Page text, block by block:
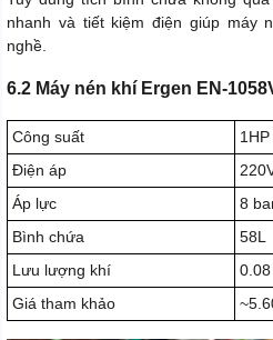
nhanh và tiết kiệm điện giúp máy
nghề.
6.2 Máy nén khí Ergen EN-
Công suất
1HP
Điện áp
Áp lực
8
Bình chứa
58L
Lưu lượng khí
Giá tham khảo